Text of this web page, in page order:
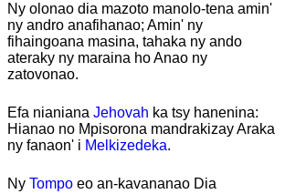
Ny olonao dia mazoto manolo-tena amin'
ny andro anafihanao; Amin' ny
fihaingoana masina, tahaka ny ando
ateraky ny maraina ho Anao ny
zatovonao.
Efa nianiana Jehovah ka tsy hanenina:
Hianao no Mpisorona mandrakizay Araka
ny fanaon' i Melkizedeka.
Ny Tompoeo an-kavananao Dia